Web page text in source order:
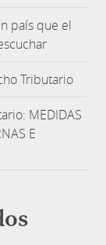
país que el
Tributario
MEDIDAS
E